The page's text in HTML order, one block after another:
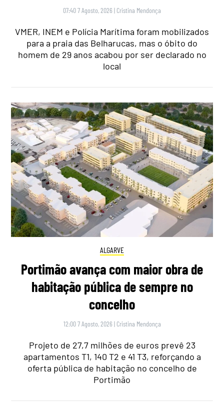
07:40 7 Agosto, 2026 | Cristina Mendonça
VMER, INEM e Polícia Marítima foram mobilizados
para a praia das Belharucas, mas o óbito do
homem de 29 anos acabou por ser declarado no
local
ALGARVE
Portimão avança com maior obra de
habitação pública de sempre no
concelho
12:00 7 Agosto, 2026 | Cristina Mendonça
Projeto de 27,7 milhões de euros prevê 23
apartamentos T1, 140 T2 e 41 T3, reforçando a
oferta pública de habitação no concelho de
Portimão